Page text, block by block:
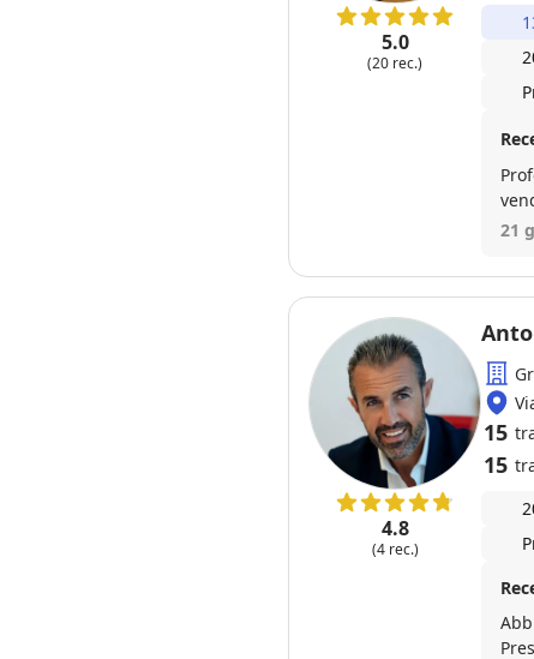
5.0
(20 rec.)
21
4.8
(4 rec.)
15
15